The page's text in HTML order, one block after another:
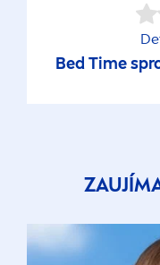
Bed Time